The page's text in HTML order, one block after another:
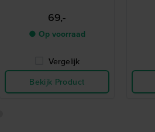
69,-
● Op voorraad
Vergelijk
Bekijk Product